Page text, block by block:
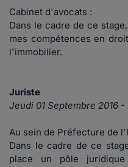
Cabinet d'avocats :
Dans le cadre de ce
mes compétences en
l'immobilier.
Juriste
Jeudi 01 Septembre 2016
Au sein de Préfecture de
Dans le cadre de ce
place un pôle